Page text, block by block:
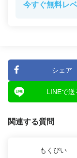
今すぐ無料レ
シェア
LINEで送
関連する質問
もくびい